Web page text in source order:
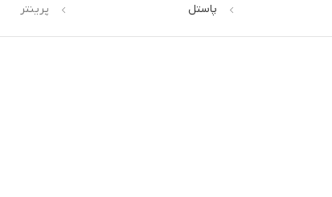
پاستل
پرینتر